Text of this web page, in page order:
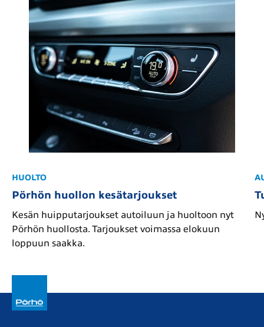
HUOLTO
Pörhön huollon kesätarjoukset
Kesän huipputarjoukset autoiluun ja huoltoon nyt
Pörhön huollosta. Tarjoukset voimassa elokuun
loppuun saakka.